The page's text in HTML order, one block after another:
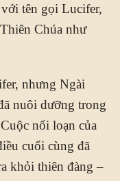
với tên gọi Lucifer,
Chúa như
nhưng Ngài
nuôi dưỡng trong
nổi loạn của
cuối cùng đã
khỏi thiên đàng –